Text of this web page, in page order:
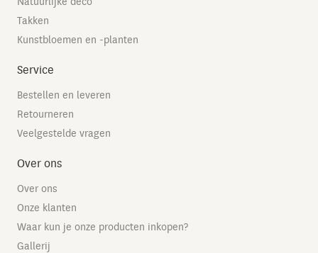
Takken
Kunstbloemen en -planten
Service
Bestellen en leveren
Retourneren
Veelgestelde vragen
Over ons
Over ons
Onze klanten
Waar kun je onze producten inkopen?
Gallerij